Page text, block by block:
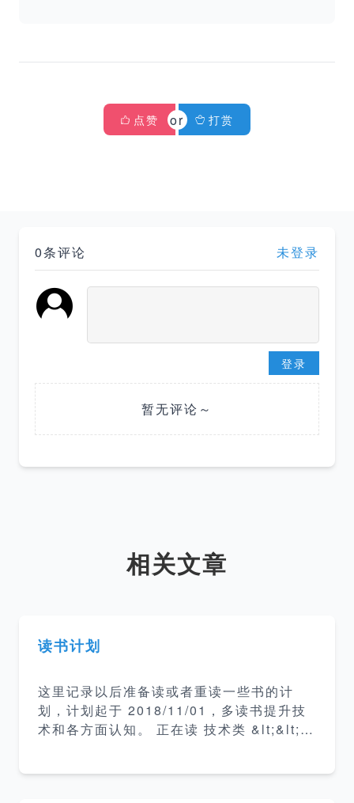
点赞 打赏
0条评论 未登录
登录
暂无评论～
相关文章
读书计划
这里记录以后准备读或者重读一些书的计
划，计划起于 2018/11/01，多读书提升技
术和各方面认知。 正在读 技术类 &lt;&lt;